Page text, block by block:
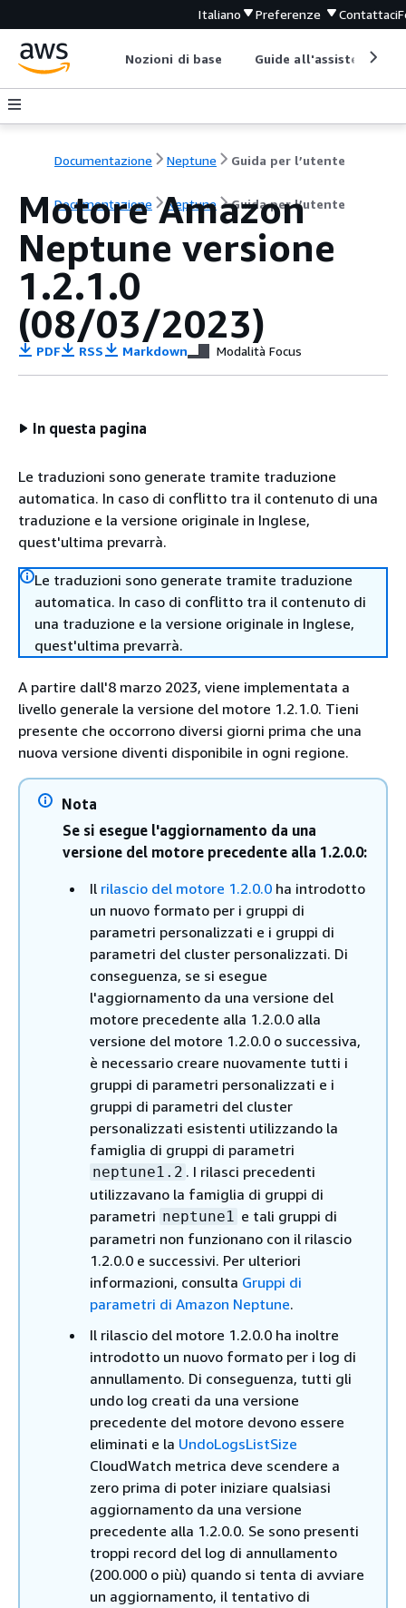
Italiano Preferenze Contattaci
Nozioni di base Guide all'assistenza
Documentazione Neptune Guida per l’utente
Documentazione Neptune Guida per l’utente
Motore Amazon
Neptune versione
1.2.1.0
(08/03/2023)
PDF RSS Markdown Modalità Focus
In questa pagina
Le traduzioni sono generate tramite traduzione
automatica. In caso di conflitto tra il contenuto di una
traduzione e la versione originale in Inglese,
quest'ultima prevarrà.
Le traduzioni sono generate tramite traduzione
automatica. In caso di conflitto tra il contenuto di
una traduzione e la versione originale in Inglese,
quest'ultima prevarrà.
A partire dall'8 marzo 2023, viene implementata a
livello generale la versione del motore 1.2.1.0. Tieni
presente che occorrono diversi giorni prima che una
nuova versione diventi disponibile in ogni regione.
Nota
Se si esegue l'aggiornamento da una
versione del motore precedente alla 1.2.0.0:
Il rilascio del motore 1.2.0.0 ha introdotto
un nuovo formato per i gruppi di
parametri personalizzati e i gruppi di
parametri del cluster personalizzati. Di
conseguenza, se si esegue
l'aggiornamento da una versione del
motore precedente alla 1.2.0.0 alla
versione del motore 1.2.0.0 o successiva,
è necessario creare nuovamente tutti i
gruppi di parametri personalizzati e i
gruppi di parametri del cluster
personalizzati esistenti utilizzando la
famiglia di gruppi di parametri
neptune1.2 . I rilasci precedenti
utilizzavano la famiglia di gruppi di
parametri neptune1 e tali gruppi di
parametri non funzionano con il rilascio
1.2.0.0 e successivi. Per ulteriori
informazioni, consulta Gruppi di
parametri di Amazon Neptune.
Il rilascio del motore 1.2.0.0 ha inoltre
introdotto un nuovo formato per i log di
annullamento. Di conseguenza, tutti gli
undo log creati da una versione
precedente del motore devono essere
eliminati e la UndoLogsListSize
CloudWatch metrica deve scendere a
zero prima di poter iniziare qualsiasi
aggiornamento da una versione
precedente alla 1.2.0.0. Se sono presenti
troppi record del log di annullamento
(200.000 o più) quando si tenta di avviare
un aggiornamento, il tentativo di